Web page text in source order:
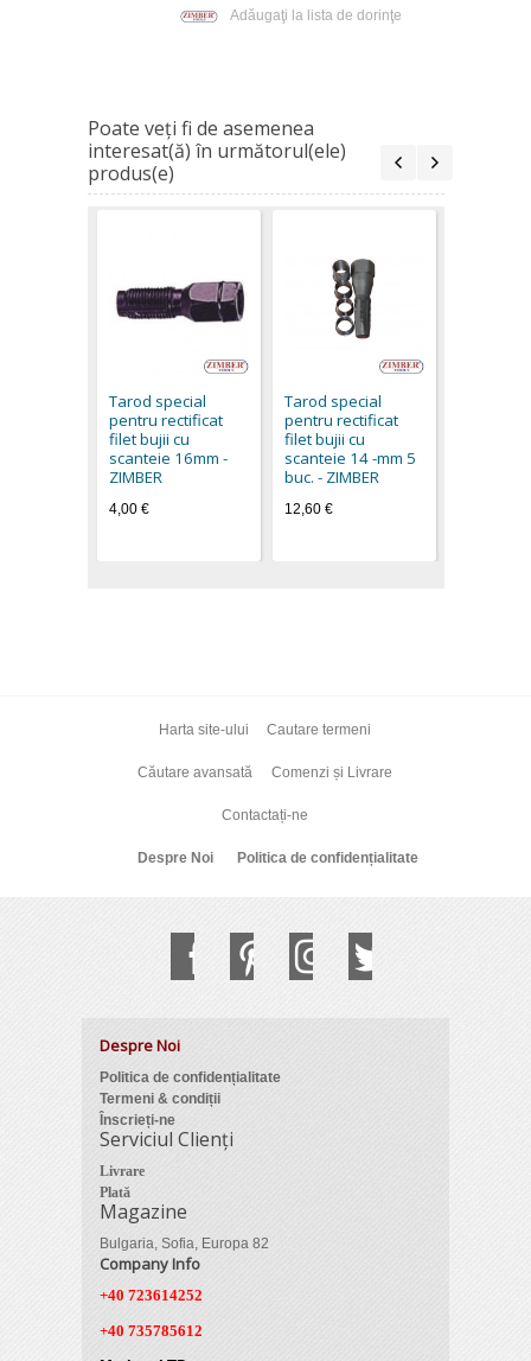
Adăugaţi la lista de dorinţe
Poate veţi fi de asemenea
interesat(ă) în următorul(ele)
produs(e)
Tarod special
pentru rectificat
filet bujii cu
scanteie 16mm -
ZIMBER
4,00 €
Tarod special
pentru rectificat
filet bujii cu
scanteie 14 -mm 5
buc. - ZIMBER
12,60 €
Harta site-ului Cautare termeni
Căutare avansată Comenzi și Livrare
Contactați-ne
Despre Noi Politica de confidențialitate
Despre Noi
Politica de confidențialitate
Termeni & condiții
Înscrieți-ne
Serviciul Clienți
Livrare
Plată
Magazine
Bulgaria, Sofia, Europa 82
Company Info
+40 723614252
+40 735785612